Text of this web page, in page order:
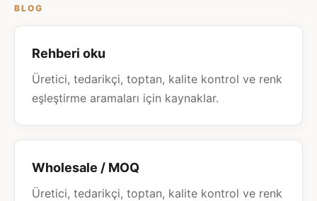
BLOG
Rehberi oku
Üretici, tedarikçi, toptan, kalite kontrol ve renk
eşleştirme aramaları için kaynaklar.
Wholesale / MOQ
Üretici, tedarikçi, toptan, kalite kontrol ve renk